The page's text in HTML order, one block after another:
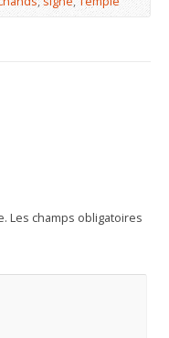
Les champs obligatoires